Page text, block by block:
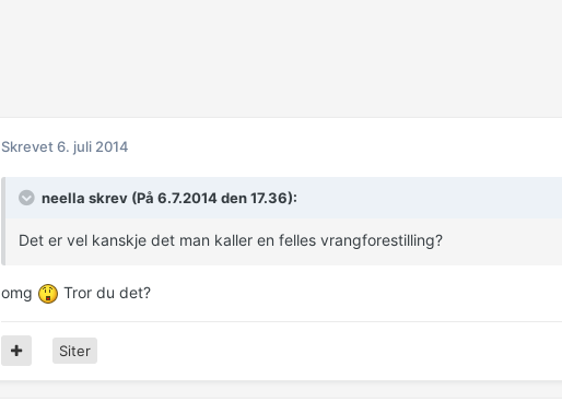
Skrevet6. juli 2014
neella skrev (På 6.7.2014 den 17.36):
Det er vel kanskje det man kaller en felles vrangforestilling?
omg Tror du det?
Siter